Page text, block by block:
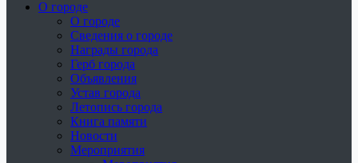
О городе
О городе
Сведения о городе
Награды города
Герб города
Объявления
Устав города
Летопись города
Книга памяти
Новости
Мероприятия